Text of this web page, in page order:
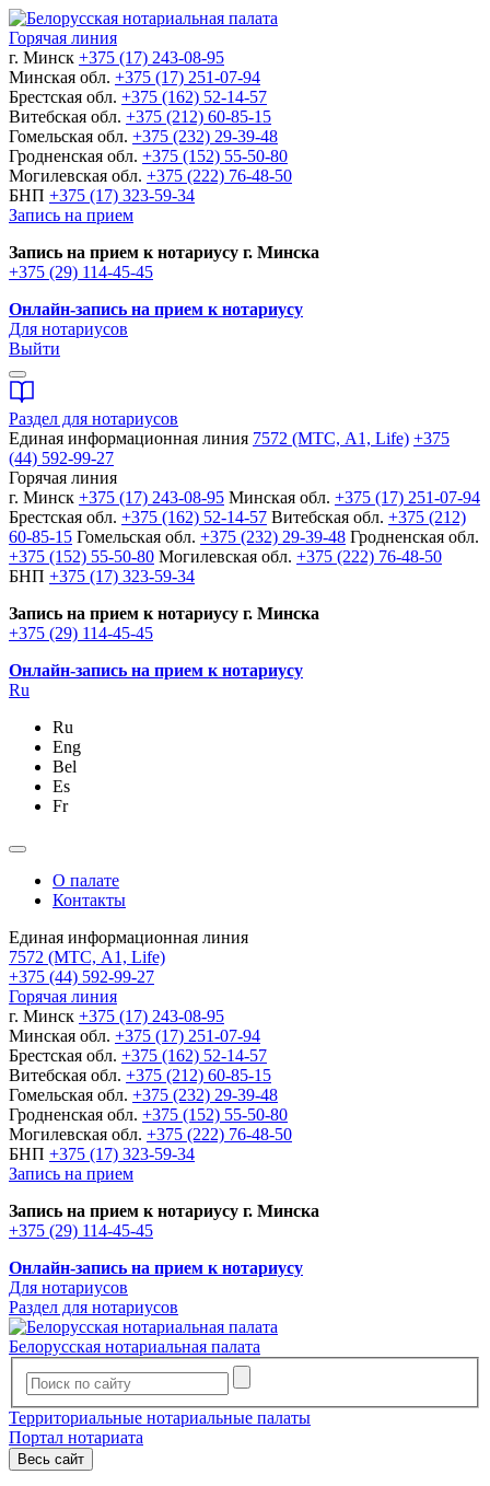
Горячая линия
г. Минск +375 (17) 243-08-95
Минская обл. +375 (17) 251-07-94
Брестская обл. +375 (162) 52-14-57
Витебская обл. +375 (212) 60-85-15
Гомельская обл. +375 (232) 29-39-48
Гродненская обл. +375 (152) 55-50-80
Могилевская обл. +375 (222) 76-48-50
БНП +375 (17) 323-59-34
Запись на прием
Запись на прием к нотариусу г. Минска
+375 (29) 114-45-45
Онлайн-запись на прием к нотариусу
Для нотариусов
Выйти
Раздел для нотариусов
Единая информационная линия 7572 (МТС, A1, Life) +375
(44) 592-99-27
Горячая линия
г. Минск +375 (17) 243-08-95 Минская обл. +375 (17) 251-07-94
Брестская обл. +375 (162) 52-14-57 Витебская обл. +375 (212)
60-85-15 Гомельская обл. +375 (232) 29-39-48 Гродненская обл.
+375 (152) 55-50-80 Могилевская обл. +375 (222) 76-48-50
БНП +375 (17) 323-59-34
Запись на прием к нотариусу г. Минска
+375 (29) 114-45-45
Онлайн-запись на прием к нотариусу
Ru
Ru
Eng
Bel
Es
Fr
О палате
Контакты
Единая информационная линия
7572 (МТС, A1, Life)
+375 (44) 592-99-27
Горячая линия
г. Минск +375 (17) 243-08-95
Минская обл. +375 (17) 251-07-94
Брестская обл. +375 (162) 52-14-57
Витебская обл. +375 (212) 60-85-15
Гомельская обл. +375 (232) 29-39-48
Гродненская обл. +375 (152) 55-50-80
Могилевская обл. +375 (222) 76-48-50
БНП +375 (17) 323-59-34
Запись на прием
Запись на прием к нотариусу г. Минска
+375 (29) 114-45-45
Онлайн-запись на прием к нотариусу
Для нотариусов
Раздел для нотариусов
Белорусская нотариальная палата
Территориальные нотариальные палаты
Портал нотариата
Весь сайт